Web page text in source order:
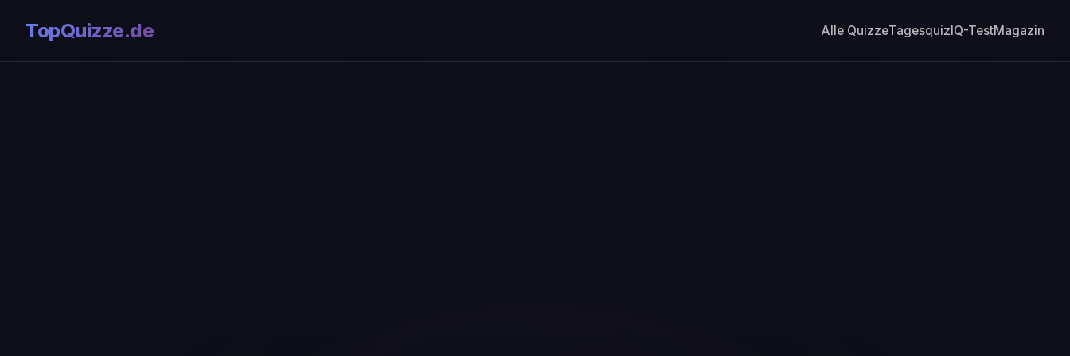
TopQuizze.de Alle QuizzeTagesquizIQ-TestMagazin